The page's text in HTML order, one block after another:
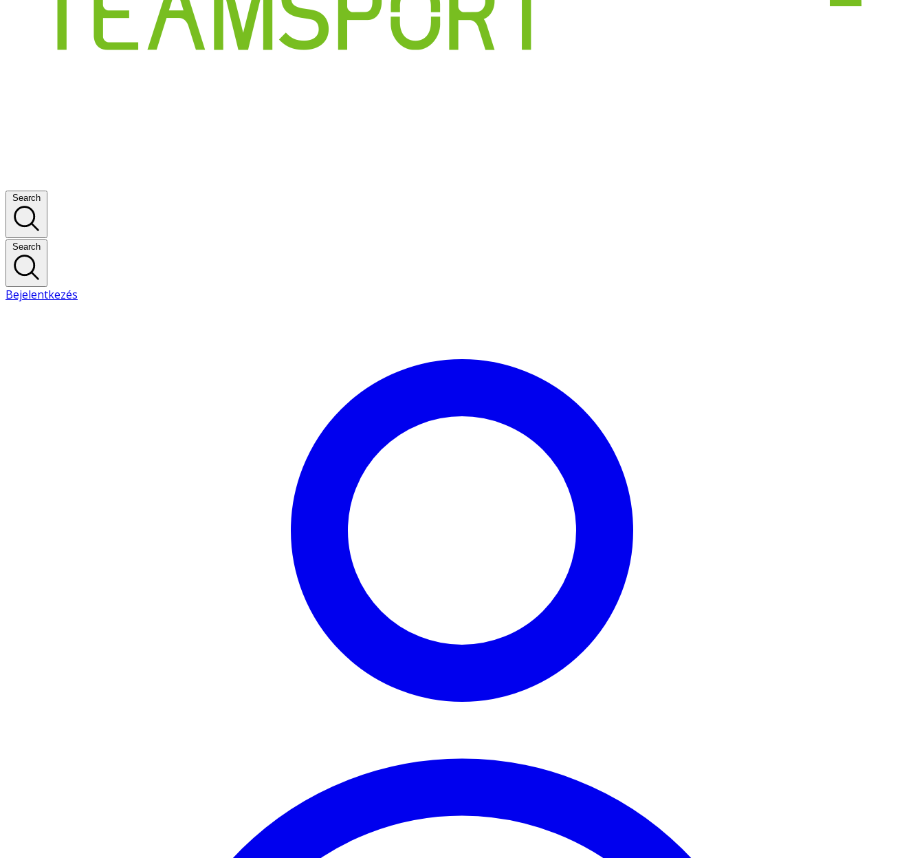
Search
Search
Bejelentkezés